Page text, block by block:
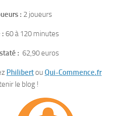
: 2 joueurs
: 60 à 120 minutes
: 62,90 euros
Philibertou Qui-Commence.fr
le blog !